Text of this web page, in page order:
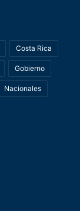
Costa Rica
Gobierno
Nacionales